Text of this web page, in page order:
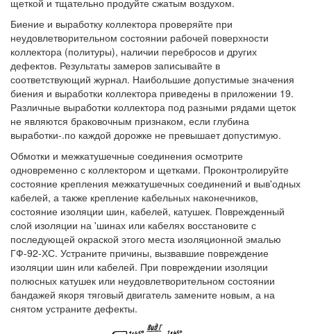
щеткой и тщательно продуйте сжатым воздухом.
Биение и выработку коллектора проверяйте при
неудовлетворительном состоянии рабочей поверхности
коллектора (политуры), наличии перебросов и других
дефектов. Результаты замеров записывайте в
соответствующий журнал. Наибольшие допустимые значения
биения и выработки коллектора приведены в приложении 19.
Различные выработки коллектора под разными рядами щеток
не являются браковочным признаком, если глубина
выработки-.по каждой дорожке не превышает допустимую.
Обмотки и межкатушечные соединения осмотрите
одновременно с коллектором и щетками. Проконтролируйте
состояние крепления межкатушечных соединений и выв'одных
кабелей, а также крепление кабельных наконечников,
состояние изоляции шин, кабелей, катушек. Поврежденный
слой изоляции на 'шинах или кабелях восстановите с
последующей окраской этого места изоляционной эмалью
ГФ-92-ХС. Устраните причины, вызвавшие повреждение
изоляции шин или кабелей. При повреждении изоляции
полюсных катушек или неудовлетворительном состоянии
бандажей якоря тяговый двигатель замените новым, а на
снятом устраните дефекты.